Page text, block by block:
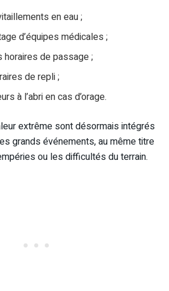
en eau ;
d’équipes médicales ;
horaires de passage ;
de repli ;
à l’abri en cas d’orage.
extrême sont désormais intégrés
grands événements, au même titre
ou les difficultés du terrain.